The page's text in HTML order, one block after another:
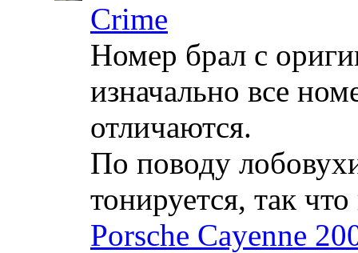
Crime
Номер брал с
изначально все
отличаются.
По поводу
тонируется, так
Porsche Cayenne